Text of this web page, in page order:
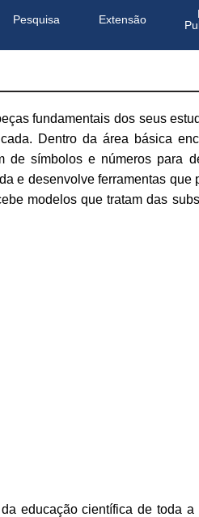
Pesquisa Extensão
fundamentais dos seus
Dentro da área básica
de símbolos e números para
e desenvolve ferramentas que
modelos que tratam das
educação científica de toda a